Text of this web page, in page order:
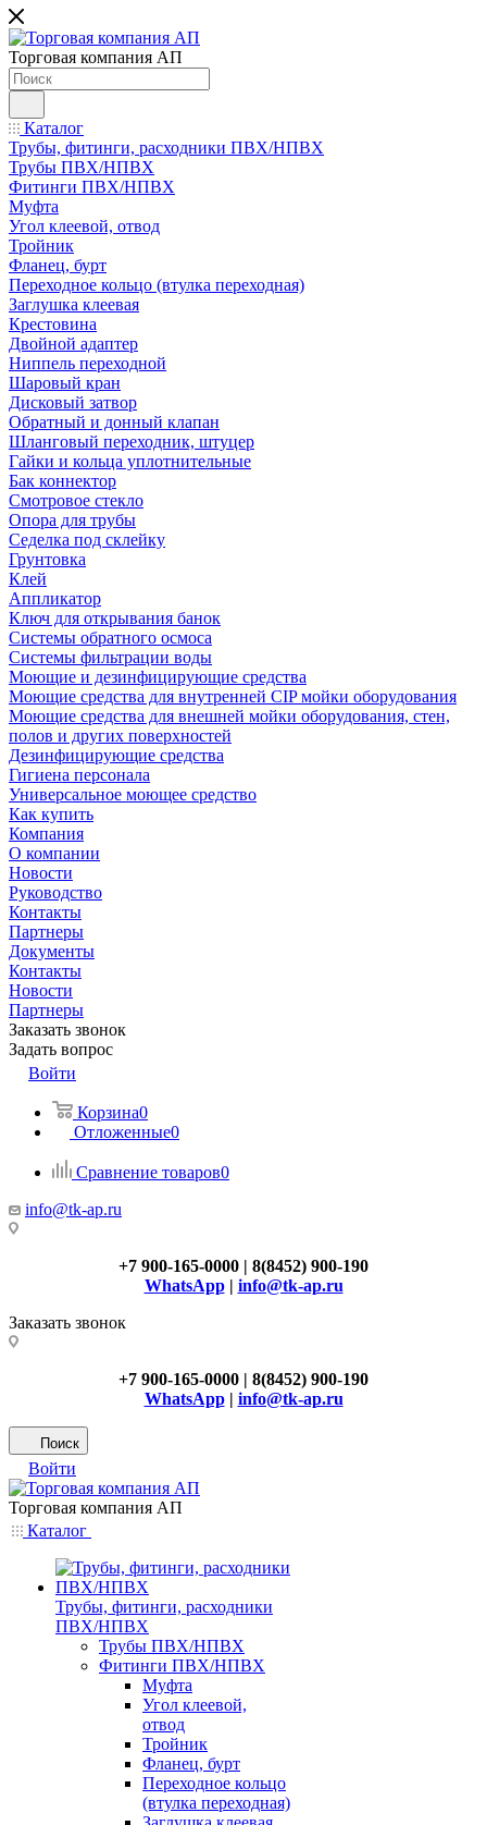
Торговая компания АП
Каталог
Трубы, фитинги, расходники ПВХ/НПВХ
Трубы ПВХ/НПВХ
Фитинги ПВХ/НПВХ
Муфта
Угол клеевой, отвод
Тройник
Фланец, бурт
Переходное кольцо (втулка переходная)
Заглушка клеевая
Крестовина
Двойной адаптер
Ниппель переходной
Шаровый кран
Дисковый затвор
Обратный и донный клапан
Шланговый переходник, штуцер
Гайки и кольца уплотнительные
Бак коннектор
Смотровое стекло
Опора для трубы
Седелка под склейку
Грунтовка
Клей
Аппликатор
Ключ для открывания банок
Системы обратного осмоса
Системы фильтрации воды
Моющие и дезинфицирующие средства
Моющие средства для внутренней CIP мойки оборудования
Моющие средства для внешней мойки оборудования, стен,
полов и других поверхностей
Дезинфицирующие средства
Гигиена персонала
Универсальное моющее средство
Как купить
Компания
О компании
Новости
Руководство
Контакты
Партнеры
Документы
Контакты
Новости
Партнеры
Заказать звонок
Задать вопрос
Войти
Корзина0
Отложенные0
Сравнение товаров0
info@tk-ap.ru
+7 900-165-0000 | 8(8452) 900-190
WhatsApp| info@tk-ap.ru
Заказать звонок
+7 900-165-0000 | 8(8452) 900-190
WhatsApp| info@tk-ap.ru
Поиск
Войти
Торговая компания АП
Каталог
Трубы, фитинги, расходники
ПВХ/НПВХ
Трубы ПВХ/НПВХ
Фитинги ПВХ/НПВХ
Муфта
Угол клеевой,
отвод
Тройник
Фланец, бурт
Переходное кольцо
(втулка переходная)